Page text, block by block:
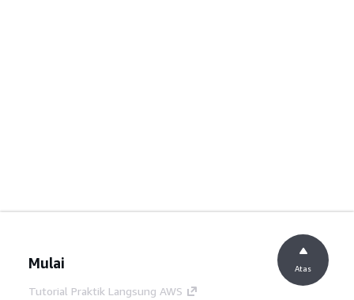
Mulai
Tutorial Praktik Langsung AWS
Atas